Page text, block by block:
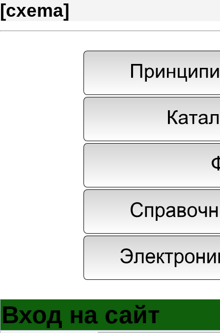
[cxema]
Вход на сайт